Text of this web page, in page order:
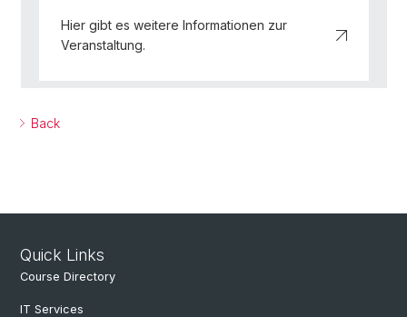
Hier gibt es weitere Informationen zur
Veranstaltung.
Back
Quick Links
Course Directory
IT Services